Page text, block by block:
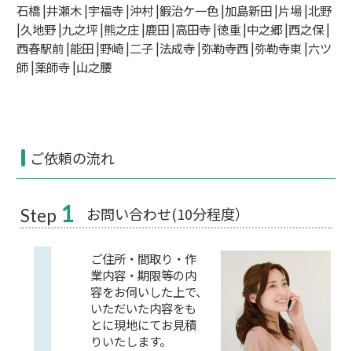
石橋 |井瀬木 |宇福寺 |沖村 |鍜治ケ一色 |加島新田 |片場 |北野
|久地野 |九之坪 |熊之庄 |鹿田 |高田寺 |徳重 |中之郷 |西之保 |
西春駅前 |能田 |野崎 |二子 |法成寺 |弥勒寺西 |弥勒寺東 |六ツ
師 |薬師寺 |山之腰
ご依頼の流れ
Step 1 お問い合わせ(10分程度）
ご住所・間取り・作
業内容・期限等の内
容をお伺いした上で、
いただいた内容をも
とに現地にてお見積
りいたします。